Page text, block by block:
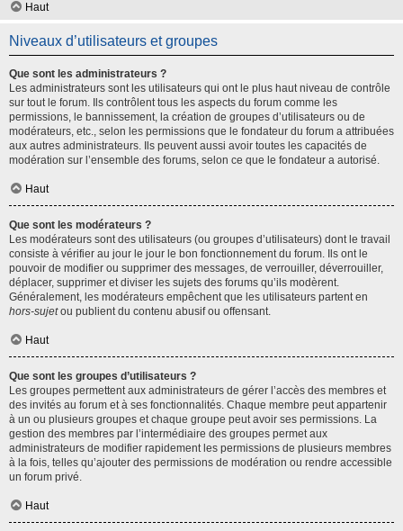
Haut
Niveaux d’utilisateurs et groupes
Que sont les administrateurs ?
Les administrateurs sont les utilisateurs qui ont le plus haut niveau de contrôle
sur tout le forum. Ils contrôlent tous les aspects du forum comme les
permissions, le bannissement, la création de groupes d’utilisateurs ou de
modérateurs, etc., selon les permissions que le fondateur du forum a attribuées
aux autres administrateurs. Ils peuvent aussi avoir toutes les capacités de
modération sur l’ensemble des forums, selon ce que le fondateur a autorisé.
Haut
Que sont les modérateurs ?
Les modérateurs sont des utilisateurs (ou groupes d’utilisateurs) dont le travail
consiste à vérifier au jour le jour le bon fonctionnement du forum. Ils ont le
pouvoir de modifier ou supprimer des messages, de verrouiller, déverrouiller,
déplacer, supprimer et diviser les sujets des forums qu’ils modèrent.
Généralement, les modérateurs empêchent que les utilisateurs partent en
hors-sujetou publient du contenu abusif ou offensant.
Haut
Que sont les groupes d’utilisateurs ?
Les groupes permettent aux administrateurs de gérer l’accès des membres et
des invités au forum et à ses fonctionnalités. Chaque membre peut appartenir
à un ou plusieurs groupes et chaque groupe peut avoir ses permissions. La
gestion des membres par l’intermédiaire des groupes permet aux
administrateurs de modifier rapidement les permissions de plusieurs membres
à la fois, telles qu’ajouter des permissions de modération ou rendre accessible
un forum privé.
Haut